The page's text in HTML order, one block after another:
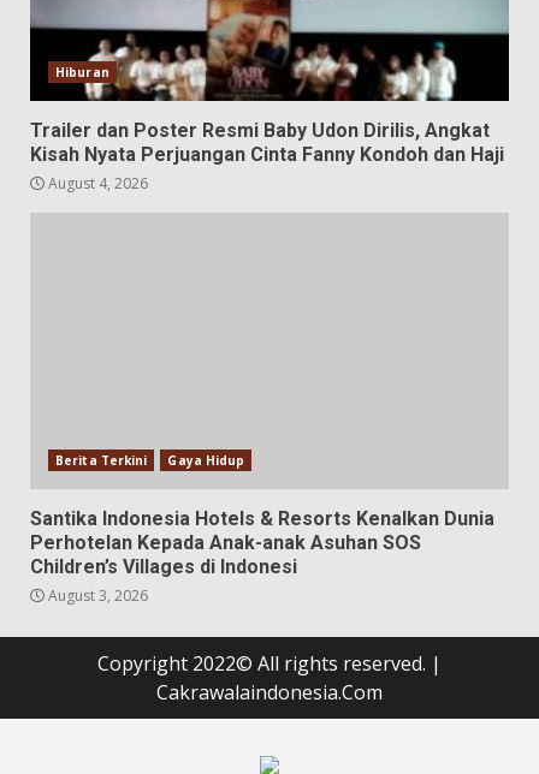
Hiburan
Trailer dan Poster Resmi Baby Udon Dirilis, Angkat
Kisah Nyata Perjuangan Cinta Fanny Kondoh dan Haji
August 4, 2026
Berita Terkini Gaya Hidup
Santika Indonesia Hotels & Resorts Kenalkan Dunia
Perhotelan Kepada Anak-anak Asuhan SOS
Children’s Villages di Indonesi
August 3, 2026
Copyright 2022© All rights reserved. |
Cakrawalaindonesia.Com